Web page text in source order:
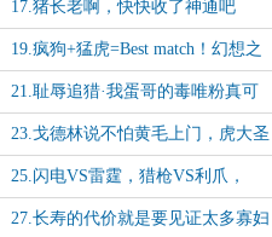
怕封建迷信？
17.猪长老啊，快快收了神通吧
19.疯狗+猛虎=Best match！幻想之
兽降临-加更【1/10】
21.耻辱追猎·我蛋哥的毒唯粉真可
怕-加更【3/10】
23.戈德林说不怕黄毛上门，虎大圣
决定满足疯狗的愿望-加更【5/10】
25.闪电VS雷霆，猎枪VS利爪，
来！看看我们谁是猎手，谁是猎物
27.长寿的代价就是要见证太多寡妇